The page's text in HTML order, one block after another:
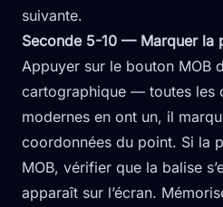
suivante.
Seconde 5-10 — Marquer la
Appuyer sur le bouton MOB
cartographique — toutes les
modernes en ont un, il
coordonnées du point. Si la
MOB, vérifier que la balise
apparaît sur l’écran.